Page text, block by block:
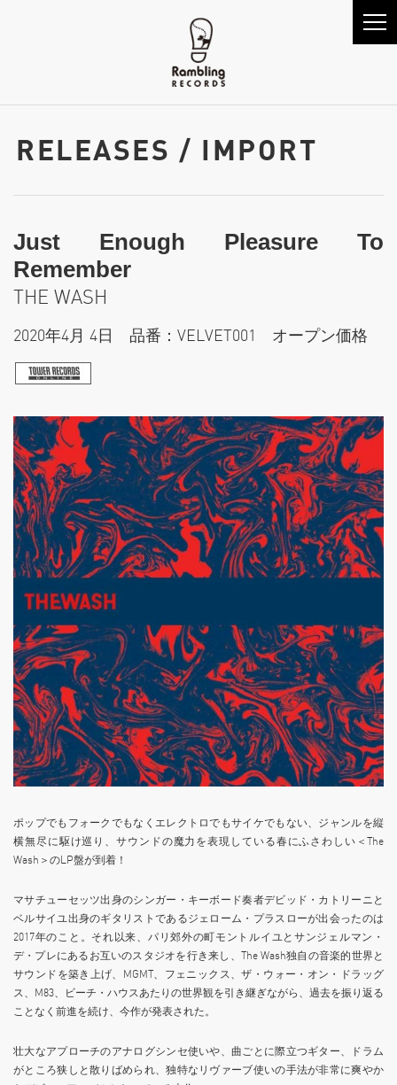
RELEASES / IMPORT
Just Enough Pleasure To
Remember
THE WASH
2020年4月 4日 品番：VELVET001 オープン価格
ポップでもフォークでもなくエレクトロでもサイケでもない、ジャンルを縦
横無尽に駆け巡り、サウンドの魔力を表現している春にふさわしい＜The
Wash＞のLP盤が到着！
マサチューセッツ出身のシンガー・キーボード奏者デビッド・カトリーニと
ベルサイユ出身のギタリストであるジェローム・プラスローが出会ったのは
2017年のこと。それ以来、パリ郊外の町モントルイユとサンジェルマン・
デ・プレにあるお互いのスタジオを行き来し、The Wash独自の音楽的世界と
サウンドを築き上げ、MGMT、フェニックス、ザ・ウォー・オン・ドラッグ
ス、M83、ビーチ・ハウスあたりの世界観を引き継ぎながら、過去を振り返る
ことなく前進を続け、今作が発表された。
壮大なアプローチのアナログシンセ使いや、曲ごとに際立つギター、ドラム
がところ狭しと散りばめられ、独特なリヴァーブ使いの手法が非常に爽やか